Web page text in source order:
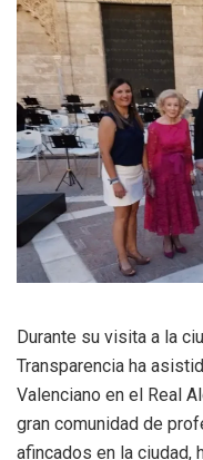
Durante su visita a la
Transparencia ha
Valenciano en el Real
gran comunidad de
afincados en la ciudad,